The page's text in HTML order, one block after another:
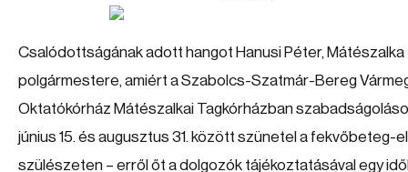
Csalódottságának adott hangot Hanusi Péter, Mátészalka
polgármestere, amiért a Szabolcs-Szatmár-Bereg
Oktatókórház Mátészalkai Tagkórházban
június 15. és augusztus 31. között szünetel a fekvőbeteg-
szülészeten – erről őt a dolgozók tájékoztatásával egy